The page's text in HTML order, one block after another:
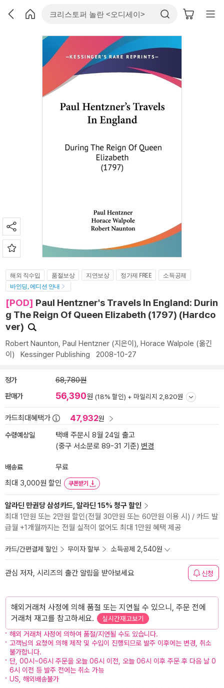
해외 직수입 품절보상 지연보상 정가제 FREE
소득공제
바인딩, 에디션 안내
[POD] Paul Hentzner's Travels In England: Durin
g The Reign Of Queen Elizabeth (1797) (Hardco
ver)
Robert Naunton, Paul Hentzner (지은이), Horace Walpole (옮긴
이) Kessinger Publishing 2008-10-27
정가 68,780원
판매가 56,390원 (18% 할인) + 마일리지 2,820원
카드최대혜택가 47,932원
수령예상일
택배 주문시 8월 24일 출고
(중구 서소문로 89-31 기준) 변경
배송료
무료
최대 3,000원 할인
쿠폰받기
알라딘 만권당 삼성카드, 알라딘 15% 청구 할인
최대 1만원 또는 2만원 할인(전월 30만원 또는 60만원 이용 시) / 카드 발
급월 +1개월까지는 전월 실적이 없어도 최대 1만원 혜택 제공
카드/간편결제 할인 무이자 할부 소득공제 2,540원
관심 저자, 시리즈의 출간 알림을 받아보세요 신청
해외거래처 사정에 의해 품절 또는 지연될 수 있으니, 주문 전에
거래처 재고를 참고하세요.
실시간재고보기
해외 거래처 사정에 의하여 품절/지연될 수도 있습니다.
고객님의 요청에 의해 제작 및 수입이 진행되므로 발주 이후에는 변경, 취소
불가합니다.
단, 00시~06시 주문을 오늘 06시 이전, 오늘 06시 이후 주문 후 다음 날 0
6시 이전 등 발주 전에는 취소 가능
US, 해외배송불가